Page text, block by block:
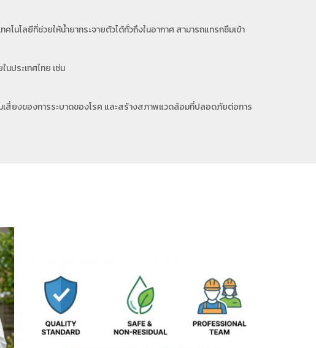
นโลยีที่ช่วยให้น้ำยากระจายตัวได้ทั่วถึงในอากาศ สามารถแทรกซึมเข้า
ประเทศไทย เช่น
เสี่ยงของการระบาดของโรค และสร้างสภาพแวดล้อมที่ปลอดภัยต่อการ